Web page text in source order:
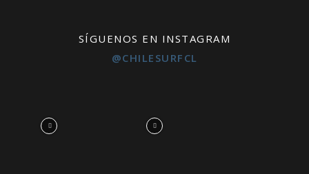
SÍGUENOS EN INSTAGRAM
@CHILESURFCL